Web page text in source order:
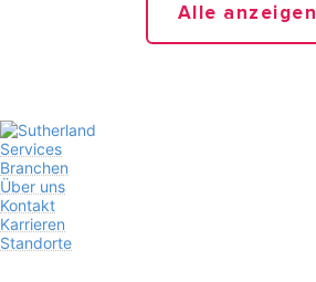
Alle anzeigen
Services
Branchen
Über uns
Kontakt
Karrieren
Standorte